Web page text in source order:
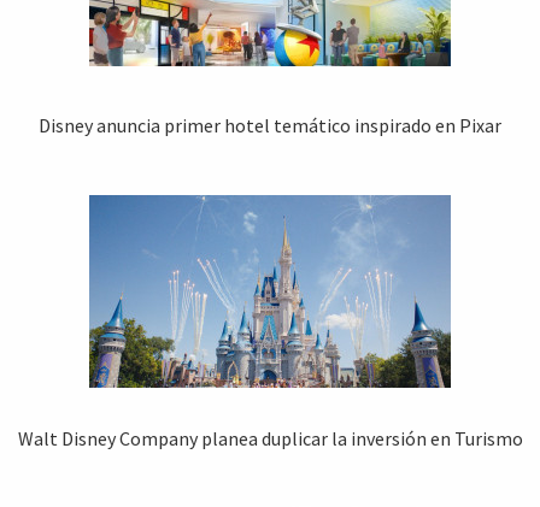
Disney anuncia primer hotel temático inspirado en Pixar
Walt Disney Company planea duplicar la inversión en Turismo